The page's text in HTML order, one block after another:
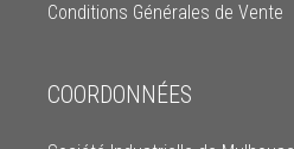
Conditions Générales de Vente
COORDONNÉES